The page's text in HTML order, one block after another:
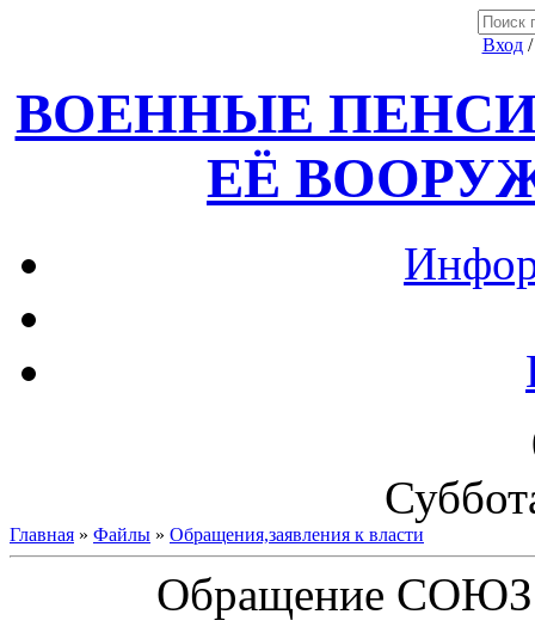
Вход
ВОЕННЫЕ
ЕЁ
Главная » Файлы » Обращения,заявления к власти
Обращение